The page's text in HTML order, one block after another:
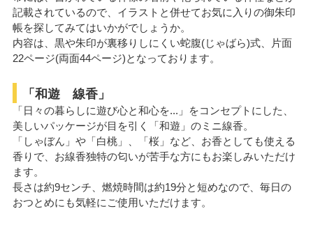
記載されているので、イラストと併せてお気に入りの御朱印
帳を探してみてはいかがでしょうか。
内容は、黒や朱印が裏移りしにくい蛇腹(じゃばら)式、片面
22ページ(両面44ページ)となっております。
「和遊 線香」
「日々の暮らしに遊び心と和心を...」をコンセプトにした、
美しいパッケージが目を引く「和遊」のミニ線香。
「しゃぼん」や「白桃」、「桜」など、お香としても使える
香りで、お線香独特の匂いが苦手な方にもお楽しみいただけ
ます。
長さは約9センチ、燃焼時間は約19分と短めなので、毎日の
おつとめにも気軽にご使用いただけます。